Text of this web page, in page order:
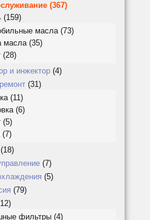
(367)
(159)
масла(73)
масла(35)
(28)
и инжектор (4)
(31)
(11)
(6)
(5)
(7)
(18)
(7)
(5)
(79)
фильтры (4)